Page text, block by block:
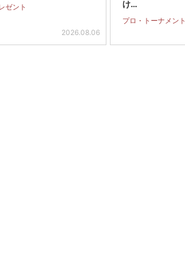
ゼント
2026.08.06
け…
プロ・トーナメント